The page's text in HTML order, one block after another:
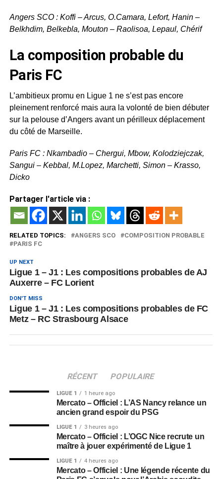
Angers SCO : Koffi – Arcus, O.Camara, Lefort, Hanin –
Belkhdim, Belkebla, Mouton – Raolisoa, Lepaul, Chérif
La composition probable du
Paris FC
L’ambitieux promu en Ligue 1 ne s’est pas encore
pleinement renforcé mais aura la volonté de bien débuter
sur la pelouse d’Angers avant un périlleux déplacement
du côté de Marseille.
Paris FC : Nkambadio – Chergui, Mbow, Kolodziejczak,
Sangui – Kebbal, M.Lopez, Marchetti, Simon – Krasso,
Dicko
Partager l'article via :
RELATED TOPICS: ANGERS SCO
COMPOSITION PROBABLE
PARIS FC
UP NEXT
Ligue 1 – J1 : Les compositions probables de AJ
Auxerre – FC Lorient
DON'T MISS
Ligue 1 – J1 : Les compositions probables de FC
Metz – RC Strasbourg Alsace
RÉCENT POPULAIRE
LIGUE 1 1 heure ago
Mercato – Officiel : L’AS Nancy relance un
ancien grand espoir du PSG
LIGUE 1 3 heures ago
Mercato – Officiel : L’OGC Nice recrute un
maître à jouer expérimenté de Ligue 1
LIGUE 1 4 heures ago
Mercato – Officiel : Une légende récente du